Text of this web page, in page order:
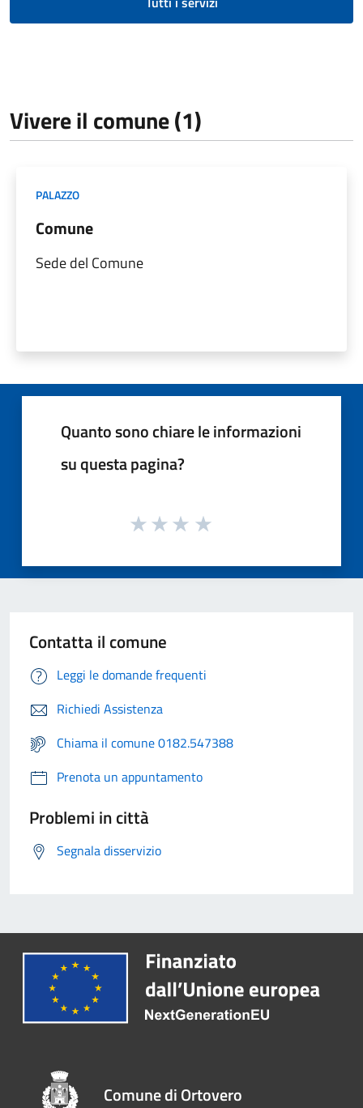
Vivere il comune (1)
PALAZZO
Comune
Sede del Comune
Quanto sono chiare le informazioni
su questa pagina?
Contatta il comune
Leggi le domande frequenti
Richiedi Assistenza
Chiama il comune 0182.547388
Prenota un appuntamento
Problemi in città
Segnala disservizio
Comune di Ortovero